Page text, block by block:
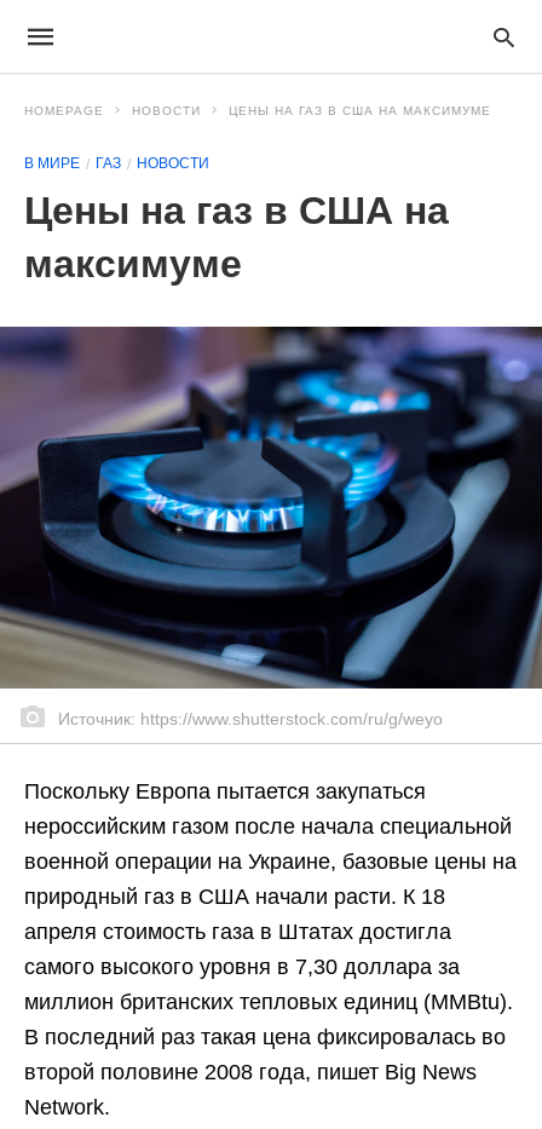
HOMEPAGE НОВОСТИ ЦЕНЫ НА ГАЗ В США НА МАКСИМУМЕ
В МИРЕ ГАЗ НОВОСТИ
Цены на газ в США на
максимуме
Источник: https://www.shutterstock.com/ru/g/weyo
Поскольку Европа пытается закупаться
нероссийским газом после начала специальной
военной операции на Украине, базовые цены на
природный газ в США начали расти. К 18
апреля стоимость газа в Штатах достигла
самого высокого уровня в 7,30 доллара за
миллион британских тепловых единиц (MMBtu).
В последний раз такая цена фиксировалась во
второй половине 2008 года, пишет Big News
Network.